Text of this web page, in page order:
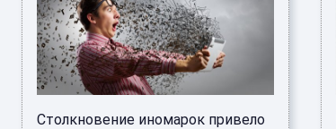
Столкновение иномарок привело